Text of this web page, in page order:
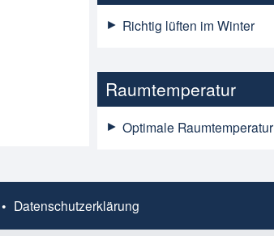
Richtig lüften im Winter
Raumtemperatur
Optimale Raumtemperatur
• Datenschutzerklärung